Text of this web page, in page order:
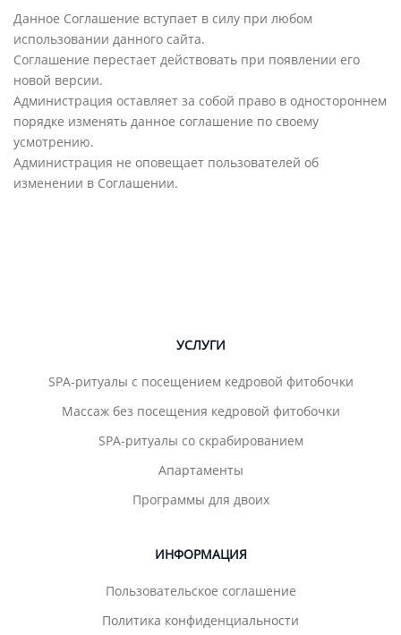
Данное Соглашение вступает в силу при любом
использовании данного сайта.
Соглашение перестает действовать при появлении его
новой версии.
Администрация оставляет за собой право в одностороннем
порядке изменять данное соглашение по своему
усмотрению.
Администрация не оповещает пользователей об
изменении в Соглашении.
УСЛУГИ
SPA-ритуалы с посещением кедровой фитобочки
Массаж без посещения кедровой фитобочки
SPA-ритуалы со скрабированием
Апартаменты
Программы для двоих
ИНФОРМАЦИЯ
Пользовательское соглашение
Политика конфиденциальности